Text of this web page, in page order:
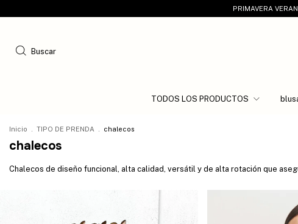
PRIMAVERA
Buscar
TODOS LOS PRODUCTOS
Inicio TIPO DE PRENDA chalecos
chalecos
Chalecos de diseño funcional, alta calidad, versátil y de alta rotación que